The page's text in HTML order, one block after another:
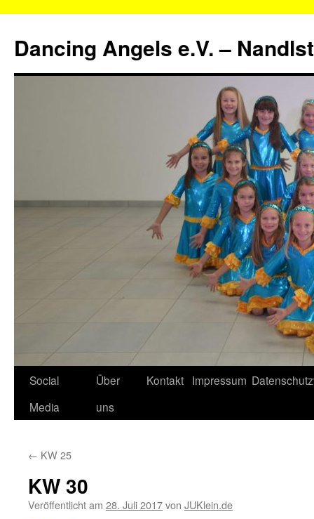
springen
Dancing Angels e.V. –
Social
Media
Über
uns
Kontakt Impressum
← KW 25
KW 30
Veröffentlicht am 28. Juli 2017von JUKlein.de